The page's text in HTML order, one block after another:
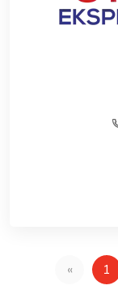
« 1